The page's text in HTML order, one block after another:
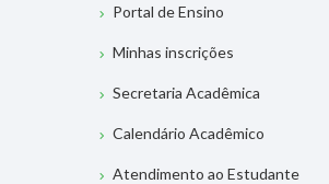
Portal de Ensino
Minhas inscrições
Secretaria Acadêmica
Calendário Acadêmico
Atendimento ao Estudante